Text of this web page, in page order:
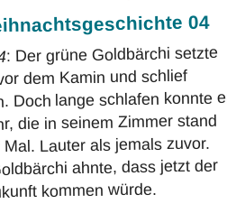
04
: Der grüne Goldbärchi setzte
dem Kamin und schlief
Doch lange schlafen konnte
die in seinem Zimmer stand
Lauter als jemals zuvor.
ahnte, dass jetzt der
kommen würde.